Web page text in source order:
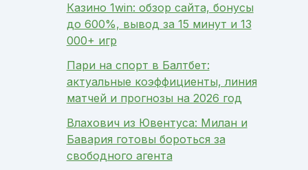
Казино 1win: обзор сайта, бонусы
до 600%, вывод за 15 минут и 13
000+ игр
Пари на спорт в Балтбет:
актуальные коэффициенты, линия
матчей и прогнозы на 2026 год
Влахович из Ювентуса: Милан и
Бавария готовы бороться за
свободного агента